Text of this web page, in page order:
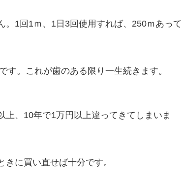
1回1ｍ、1日3回使用すれば、250ｍあって
。これが歯のある限り一生続きます。
、10年で1万円以上違ってきてしまいま
に買い直せば十分です。